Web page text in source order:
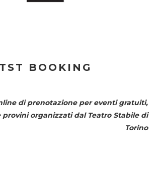
TST BOOKING
di prenotazione per eventi gratuiti,
provini organizzati dal Teatro Stabile di
Torino